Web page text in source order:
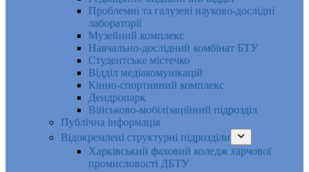
Проблемні та галузеві науково-дослідні
лабораторії
Музейний комплекс
Навчально-дослідний комбінат БТУ
Студентське містечко
Відділ медіакомунікацій
Кінно-спортивний комплекс
Дендропарк
Військово-мобілізаційний підрозділ
Публічна інформація
Відокремлені структурні підрозділи
Харківський фаховий коледж харчової
промисловості ДБТУ